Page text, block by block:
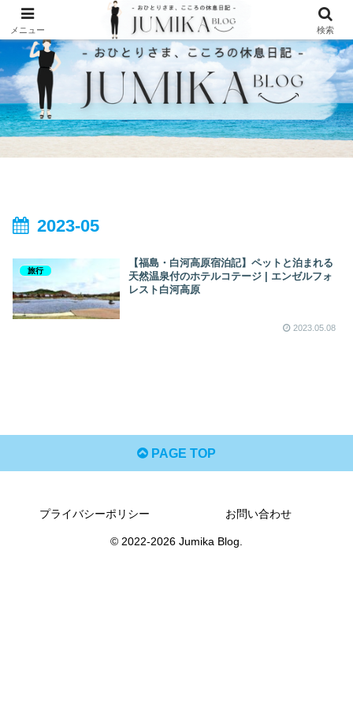
2023-05
旅行
【福島・白河高原宿泊記】ペットと泊まれる
天然温泉付のホテルコテージ | エンゼルフォ
レスト白河高原
2023.05.08
PAGE TOP
プライバシーポリシー お問い合わせ
© 2022-2026 Jumika Blog.
メニュー 検索